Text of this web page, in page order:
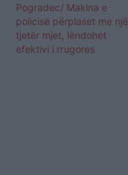
Pogradec/ Makina e
policisë përplaset me një
tjetër mjet, lëndohet
efektivi i rrugores